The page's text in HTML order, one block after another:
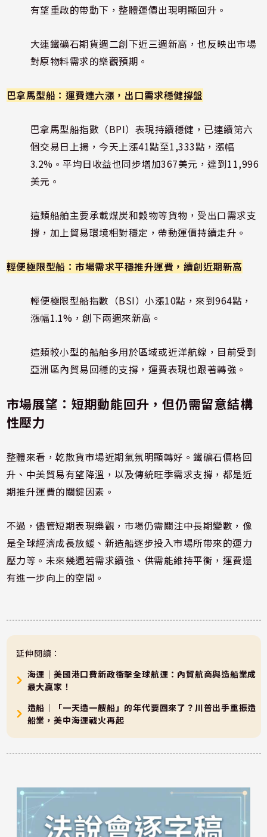
有望重啟的帶動下，整體運價出現明顯回升。
大連鐵礦石期貨週二創下近三週新高，也反映出市場
對原物料需求的樂觀預期。
巴拿馬型船：運費連六漲，出口需求穩健撐盤
巴拿馬型船指數（BPI）表現持續穩健，已連續第六
個交易日上揚，今天上漲41點至1,333點，漲幅
3.2%。平均日收益也同步增加367美元，達到11,996
美元。
這類船舶主要承載煤炭和穀物等貨物，受出口需求支
撐，加上貿易環境相對穩定，帶動運價持續走升。
輕便極限型船：市場需求平穩推升運費，續創近期新高
輕便極限型船指數（BSI）小漲10點，來到964點，
漲幅1.1%，創下兩週來新高。
這類較小型的船舶多用於區域或近洋航線，目前受到
亞洲區內貿易回穩的支撐，運費表現也跟著轉強。
市場展望：短期動能回升，但仍需留意結構
性壓力
整體來看，乾散貨市場近期氣氛明顯轉好。鐵礦石價格回
升、中美貿易有望降溫，以及傳統旺季需求支撐，都是近
期推升運費的關鍵因素。
不過，儘管短期表現樂觀，市場仍需關注中長期變數，像
是全球經濟成長放緩、新造船逐步投入市場所帶來的運力
壓力等。未來幾週若需求續強、供需能維持平衡，運費還
有進一步向上的空間。
延伸閱讀：
海運｜美國港口費新政衝擊全球航運：內貿航商與造船業成
最大贏家！
造船｜「一天造一艘船」的年代要回來了？川普出手重振造
船業，美中海運戰火再起